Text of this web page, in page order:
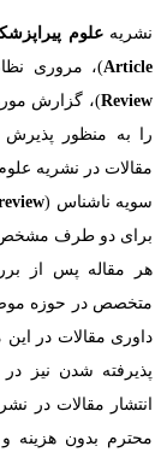
علوم
)، مروری
)، گزارش
به منظور پذیرش
در نشریه
ناشناس (review
دو طرف مشخص
مقاله پس از
در حوزه
شدن نیز در حدود ۲ ماه
مقالات در
بدون هزینه و